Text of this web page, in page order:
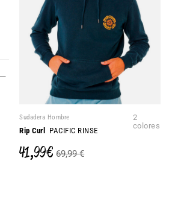
Sudadera Hombre
Rip Curl PACIFIC RINSE
2
colores
41,99 € 69,99 €